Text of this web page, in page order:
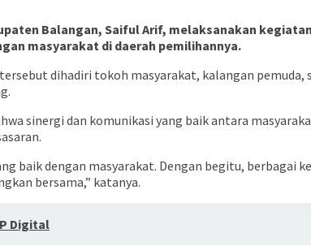
Balangan, Saiful Arif, melaksanakan
masyarakat di daerah pemilihannya.
dihadiri tokoh masyarakat, kalangan
sinergi dan komunikasi yang baik antara
baik dengan masyarakat. Dengan begitu, berbagai
bersama,” katanya.
Digital